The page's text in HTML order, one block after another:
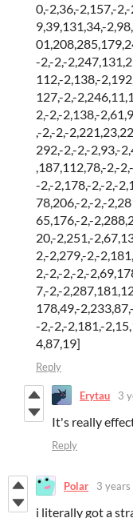
0,-2,36,-2,157,-
9,39,131,34,-
-2,-2,-
112,-2,138,-
127,-2,-
2,-2,-2,138,-
,-2,-2,-
292,-2,-2,-2,93,-
,187,112,78,-2,-
-2,-2,178,-2,-2,-
78,206,-2,-2,-
65,176,-2,-
20,-2,251,-
2,-2,279,-2,-
2,-2,-2,-2,-
7,-2,-
178,49,-
-2,-2,-2,181,-
4,87,19]
Reply
Erytau 3
It's really
Reply
Polar 3 years
i literally got a